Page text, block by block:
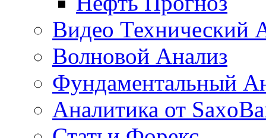
Видео Технический
Волновой Анализ
Фундаментальный
Аналитика от